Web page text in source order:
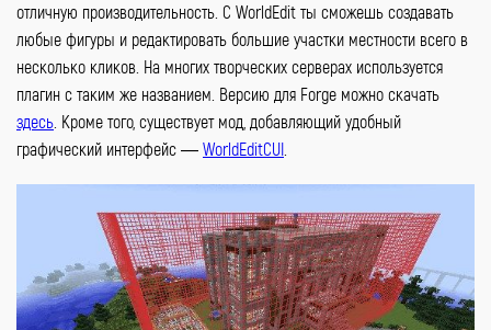
отличную производительность. С WorldEdit ты сможешь создавать
любые фигуры и редактировать большие участки местности всего в
несколько кликов. На многих творческих серверах используется
плагин с таким же названием. Версию для Forge можно скачать
здесь . Кроме того, существует мод, добавляющий удобный
графический интерфейс — WorldEditCUI